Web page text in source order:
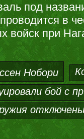
под
в
войск при
Нобори
бой с